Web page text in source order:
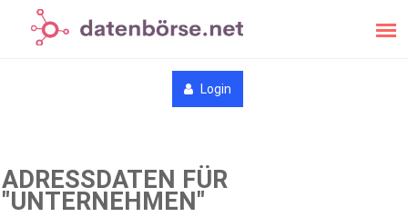
Login
ADRESSDATEN FÜR
"UNTERNEHMEN"